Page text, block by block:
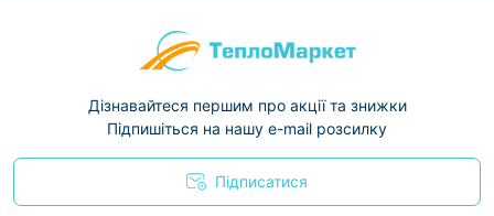
Дізнавайтеся першим про акції та знижки
Підпишіться на нашу e-mail розсилку
Підписатися